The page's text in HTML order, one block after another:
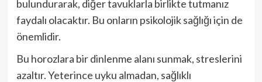
bulundurarak, diğer tavuklarla birlikte tutmanız
faydalı olacaktır. Bu onların psikolojik sağlığı için de
önemlidir.
Bu horozlara bir dinlenme alanı sunmak, streslerini
azaltır. Yeterince uyku almadan, sağlıklı